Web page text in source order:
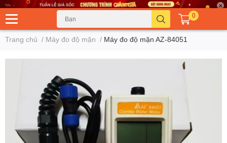
0
Trang chủ / Máy đo độ mặn / Máy đo độ mặn AZ-84051